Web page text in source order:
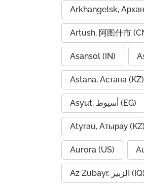
Arkhangelsk,
Artush, 阿图什市
Asansol (IN)
Astana, Астана (KZ)
Asyut, أسيوط (EG)
Atyrau, Атырау (KZ)
Aurora (US)
Az Zubayr, الزبير (IQ)